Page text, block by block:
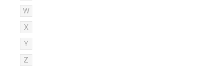
W
X
Y
Z